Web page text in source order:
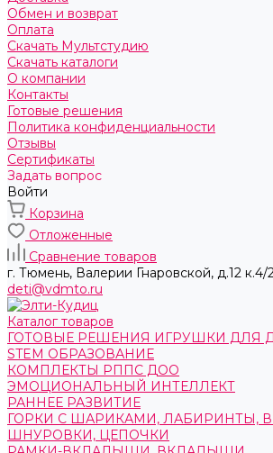
Обмен и возврат
Оплата
Скачать Мультстудию
Скачать каталоги
О компании
Контакты
Готовые решения
Политика конфиденциальности
Отзывы
Сертификаты
Задать вопрос
Войти
Корзина
Отложенные
Сравнение товаров
г. Тюмень, ​Валерии Гнаровской, д.12 к.4/
deti@vdmto.ru
Каталог товаров
ГОТОВЫЕ РЕШЕНИЯ ИГРУШКИ ДЛЯ
STEM ОБРАЗОВАНИЕ
КОМПЛЕКТЫ РППС ДОО
ЭМОЦИОНАЛЬНЫЙ ИНТЕЛЛЕКТ
РАННЕЕ РАЗВИТИЕ
ГОРКИ С ШАРИКАМИ, ЛАБИРИНТЫ,
ШНУРОВКИ, ЦЕПОЧКИ